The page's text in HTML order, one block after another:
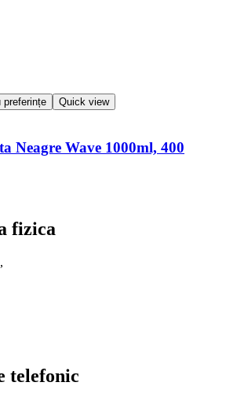
preferințe Quick view
Neagre Wave 1000ml, 400
fizica
telefonic